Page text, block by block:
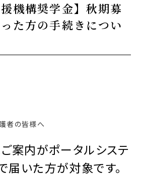
援機構奨学金】秋期募
た方の手続きについ
者の皆様へ
案内がポータルシステ
届いた方が対象です。